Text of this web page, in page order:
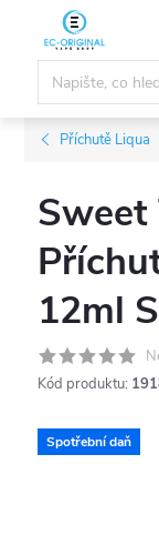
obsah
Příchutě Liqua
Sweet
12ml
Kód produktu:
Spotřební daň